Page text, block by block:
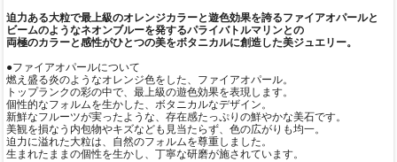
迫力ある大粒で最上級のオレンジカラーと遊色効果を誇るファイアオパールと
ビームのようなネオンブルーを発するパライバトルマリンとの
両極のカラーと感性がひとつの美をボタニカルに創造した美ジュエリー。
●ファイアオパールについて
燃え盛る炎のようなオレンジ色をした、ファイアオパール。
トップランクの彩の中で、最上級の遊色効果を表現します。
個性的なフォルムを生かした、ボタニカルなデザイン。
新鮮なフルーツが実ったような、存在感たっぷりの鮮やかな美石です。
美観を損なう内包物やキズなども見当たらず、色の広がりも均一。
迫力に溢れた大粒は、自然のフォルムを尊重しました。
生まれたままの個性を生かし、丁寧な研磨が施されています。